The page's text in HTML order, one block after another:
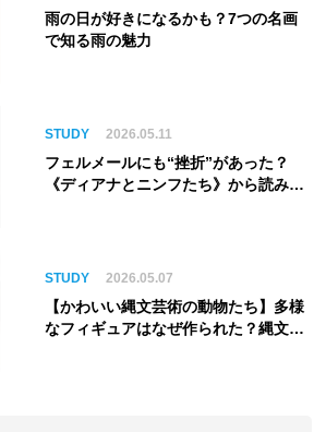
雨の日が好きになるかも？7つの名画
で知る雨の魅力
STUDY 2026.05.11
フェルメールにも“挫折”があった？
《ディアナとニンフたち》から読み解
STUDY 2026.05.07
【かわいい縄文芸術の動物たち】多様
なフィギュアはなぜ作られた？縄文人